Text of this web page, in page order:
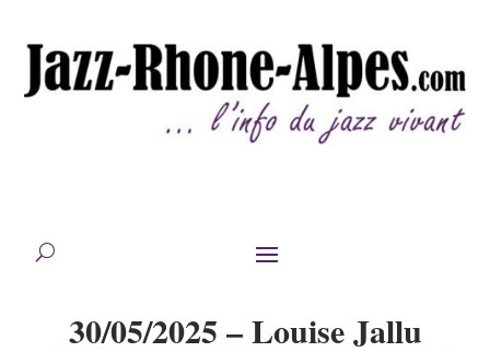
30/05/2025 – Louise Jallu